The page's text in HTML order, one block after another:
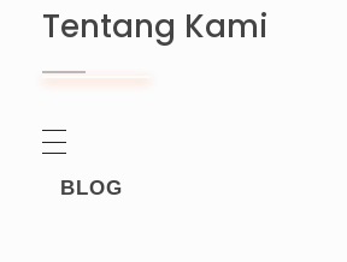
Tentang Kami
BLOG